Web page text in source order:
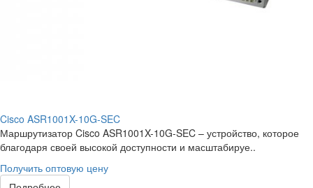
Cisco ASR1001X-10G-SEC
Маршрутизатор Cisco ASR1001X-10G-SEC – устройство, которое
благодаря своей высокой доступности и масштабируе..
Получить оптовую цену